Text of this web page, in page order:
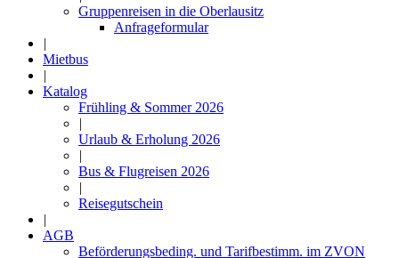
Gruppenreisen in die Oberlausitz
Anfrageformular
|
Mietbus
|
Katalog
Frühling & Sommer 2026
|
Urlaub & Erholung 2026
|
Bus & Flugreisen 2026
|
Reisegutschein
|
AGB
Beförderungsbeding. und Tarifbestimm. im ZVON